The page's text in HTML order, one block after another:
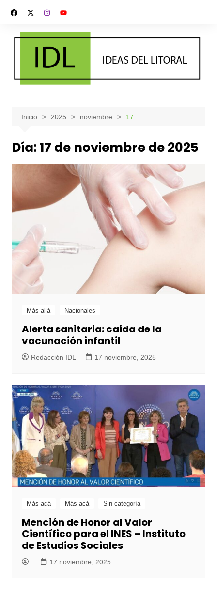
contenido
Inicio 2025 noviembre 17
Día:17 de noviembre de 2025
Más allá Nacionales
Alerta sanitaria: caida de la
vacunación infantil
Redacción IDL 17 noviembre, 2025
Más acá Más acá Sin categoría
Mención de Honor al Valor
Científico para el INES – Instituto
de Estudios Sociales
17 noviembre, 2025